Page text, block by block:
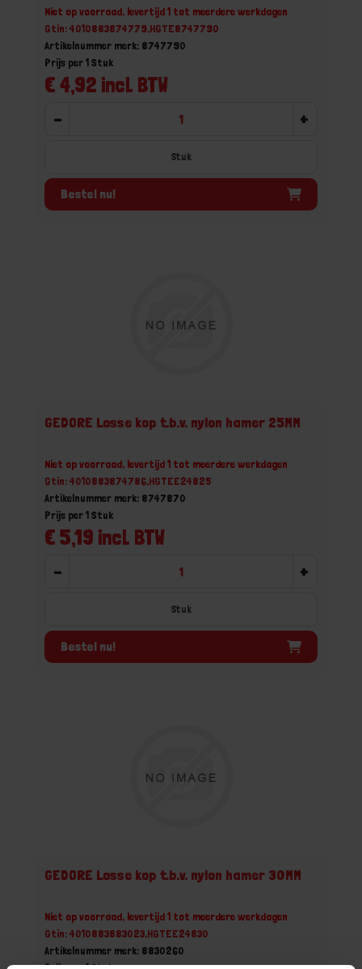
Niet op voorraad, levertijd 1 tot meerdere werkdagen
Gtin: 4010883874779,HGTE8747790
Artikelnummer merk: 8747790
€ 4,92 incl. BTW
Prijs per 1 Stuk
- +
Stuk
Bestel nu!
GEDORE Losse kop t.b.v. nylon hamer 25MM
Niet op voorraad, levertijd 1 tot meerdere werkdagen
Gtin: 4010883874786,HGTEE24825
Artikelnummer merk: 8747870
€ 5,19 incl. BTW
Prijs per 1 Stuk
- +
Stuk
Bestel nu!
GEDORE Losse kop t.b.v. nylon hamer 30MM
Niet op voorraad, levertijd 1 tot meerdere werkdagen
Gtin: 4010883883023,HGTEE24830
Artikelnummer merk: 8830260